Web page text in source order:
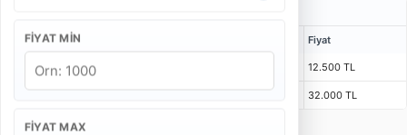
FIYAT MIN
FIYAT MAX
Fiyat
12.500 TL
32.000 TL